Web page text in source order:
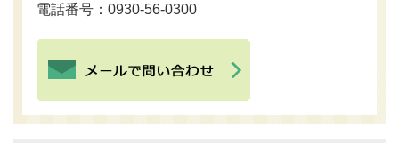
電話番号：0930-56-0300